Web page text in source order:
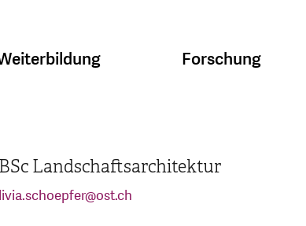
Forschung
BSc Landschaftsarchitektur
livia.schoepfer@ost.ch